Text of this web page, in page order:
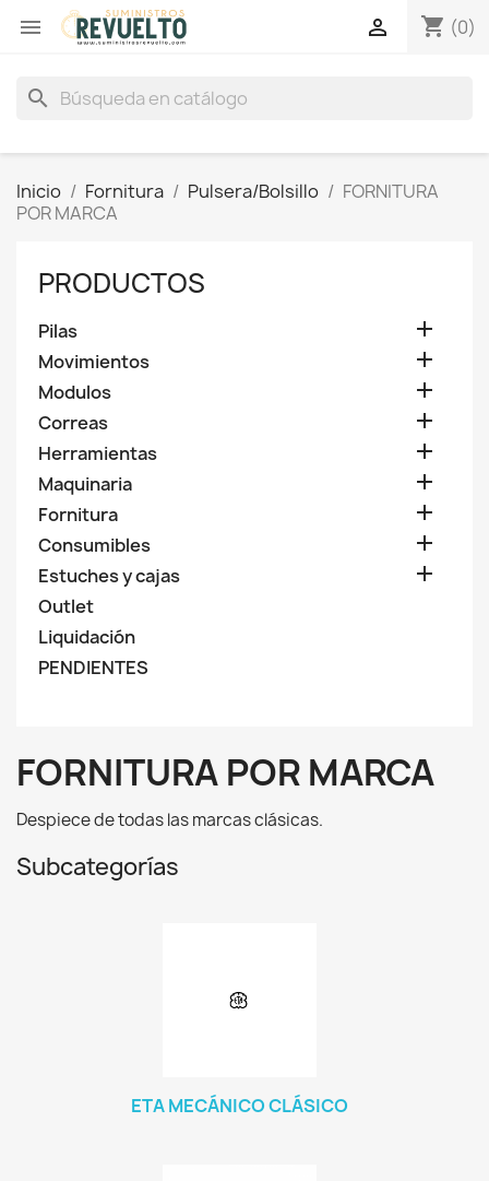
 shopping_cart (0)

search
Inicio Fornitura Pulsera/Bolsillo
FORNITURA
POR MARCA
PRODUCTOS
Pilas 
Movimientos 
Modulos 
Correas 
Herramientas 
Maquinaria 
Fornitura 
Consumibles 
Estuches y cajas 
Outlet
Liquidación
PENDIENTES
FORNITURA POR MARCA
Despiece de todas las marcas clásicas.
Subcategorías
ETA MECÁNICO CLÁSICO